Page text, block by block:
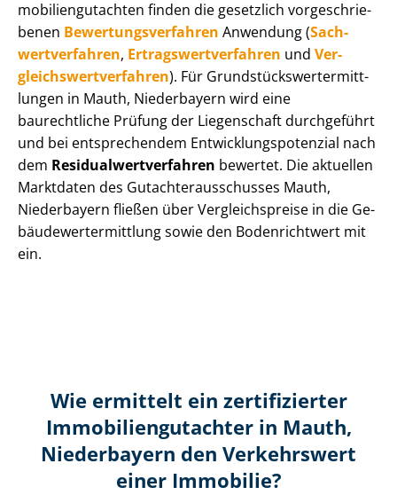
mo­bi­li­en­gut­ach­ten finden die gesetzlich vor­ge­schrie­
be­nen Be­wer­tungs­ver­fah­ren Anwendung (Sach­
wert­ver­fah­ren, Er­trags­wert­ver­fah­ren und Ver­
gleichs­wert­ver­fah­ren). Für Grund­stücks­wert­ermitt­
lun­gen in Mauth, Niederbayern wird eine
baurechtliche Prüfung der Liegenschaft durchgeführt
und bei entsprechendem Ent­wick­lungs­po­ten­zi­al nach
dem Re­si­du­al­wert­ver­fah­ren bewertet. Die aktuellen
Marktdaten des Gut­ach­ter­aus­schus­ses Mauth,
Niederbayern fließen über Ver­gleichs­prei­se in die Ge­
bäu­de­wert­ermitt­lung sowie den Bodenrichtwert mit
ein.
Wie ermittelt ein zertifizierter
Immobilien­gutachter in Mauth,
Niederbayern den Verkehrswert
einer Immobilie?